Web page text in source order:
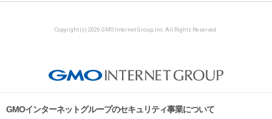
Copyright (c) 2026 GMO Internet Group, Inc. All Rights Reserved.
GMOインターネットグループのセキュリティ事業について